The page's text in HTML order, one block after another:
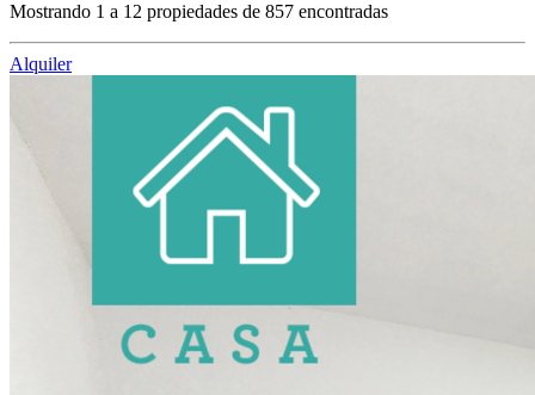
Mostrando 1 a 12 propiedades de 857 encontradas
Alquiler